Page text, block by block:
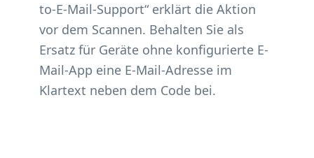
to-E-Mail-Support“ erklärt die Aktion
vor dem Scannen. Behalten Sie als
Ersatz für Geräte ohne konfigurierte E-
Mail-App eine E-Mail-Adresse im
Klartext neben dem Code bei.